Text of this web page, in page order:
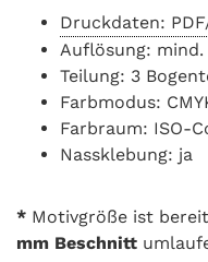
Druckdaten:
Auflösung: mind.
Teilung: 3
Farbmodus:
Farbraum: ISO-
Nassklebung: ja
* Motivgröße ist
mm Beschnitt